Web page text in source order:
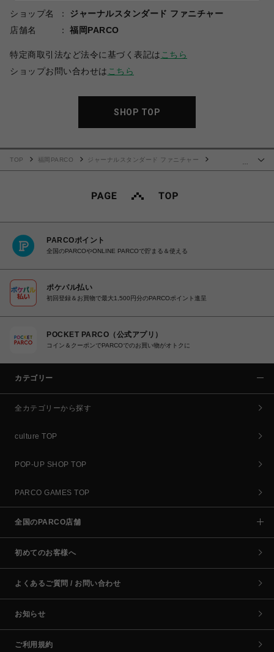
ショップ名
ジャーナルスタンダード ファニチャー
店舗名
福岡PARCO
特定商取引法など法令に基づく表記は こちら
ショップお問い合わせは こちら
SHOP TOP
TOP 福岡PARCO
ジャーナルスタンダード ファニチャー
PARCOポイント
全国のPARCOやONLINE PARCOで貯まる＆使える
ポケパル払い
初回登録＆お買物で最大1,500円分のPARCOポイント進呈
POCKET PARCO（公式アプリ）
コイン＆クーポンでPARCOでのお買い物がオトクに
カテゴリー
全カテゴリーから探す
culture TOP
POP-UP SHOP TOP
PARCO GAMES TOP
全国のPARCO店舗
初めてのお客様へ
よくあるご質問 / お問い合わせ
お知らせ
ご利用規約